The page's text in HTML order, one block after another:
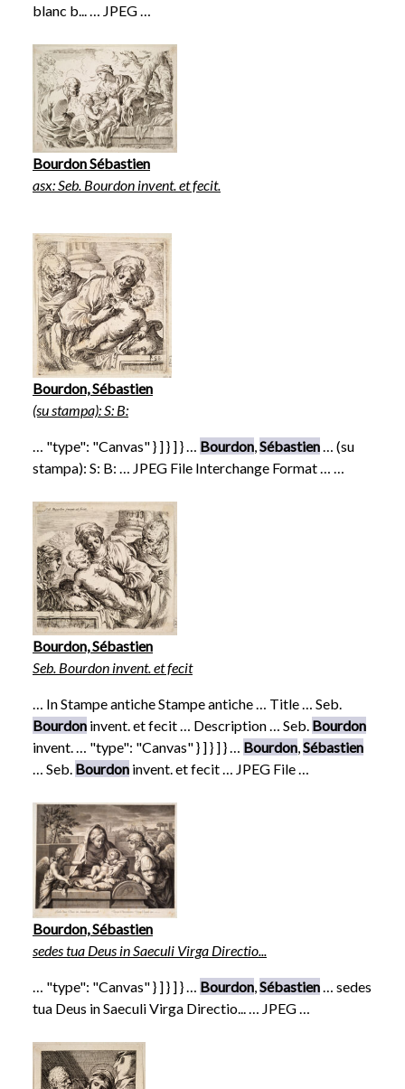
blanc b... … JPEG …
Bourdon Sébastien
asx: Seb. Bourdon invent. et fecit.
Bourdon, Sébastien
(su stampa): S: B:
… "type": "Canvas" } ] } ] } … Bourdon,Sébastien… (su
stampa): S: B: … JPEG File Interchange Format … …
Bourdon, Sébastien
Seb. Bourdon invent. et fecit
… In Stampe antiche Stampe antiche … Title … Seb.
Bourdon invent. et fecit … Description … Seb. Bourdon
invent. … "type": "Canvas" } ] } ] } … Bourdon,Sébastien
… Seb. Bourdon invent. et fecit … JPEG File …
Bourdon, Sébastien
sedes tua Deus in Saeculi Virga Directio...
… "type": "Canvas" } ] } ] } … Bourdon,Sébastien… sedes
tua Deus in Saeculi Virga Directio... … JPEG …